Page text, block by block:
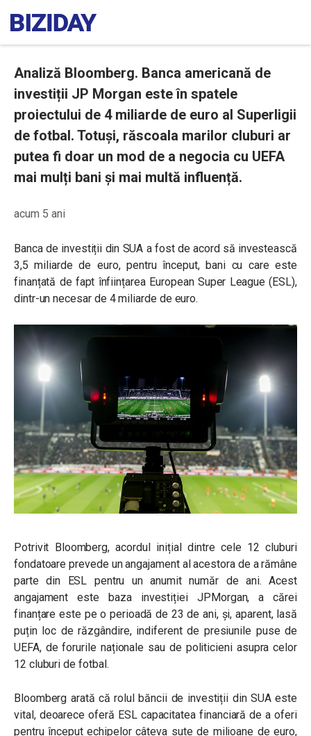
Analiză Bloomberg. Banca americană de
investiții JP Morgan este în spatele
proiectului de 4 miliarde de euro al Superligii
de fotbal. Totuși, răscoala marilor cluburi ar
putea fi doar un mod de a negocia cu UEFA
mai mulți bani și mai multă influență.
acum 5 ani
Banca de investiții din SUA a fost de acord să investească
3,5 miliarde de euro, pentru început, bani cu care este
finanțată de fapt înființarea European Super League (ESL),
dintr-un necesar de 4 miliarde de euro.
Potrivit Bloomberg, acordul inițial dintre cele 12 cluburi
fondatoare prevede un angajament al acestora de a rămâne
parte din ESL pentru un anumit număr de ani. Acest
angajament este baza investiției JPMorgan, a cărei
finanțare este pe o perioadă de 23 de ani, și, aparent, lasă
puțin loc de răzgândire, indiferent de presiunile puse de
UEFA, de forurile naționale sau de politicieni asupra celor
12 cluburi de fotbal.
Bloomberg arată că rolul băncii de investiții din SUA este
vital, deoarece oferă ESL capacitatea financiară de a oferi
pentru început echipelor câteva sute de milioane de euro,